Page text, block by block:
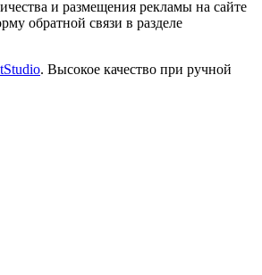
и размещения рекламы на сайте
обратной связи в разделе
. Высокое качество при ручной